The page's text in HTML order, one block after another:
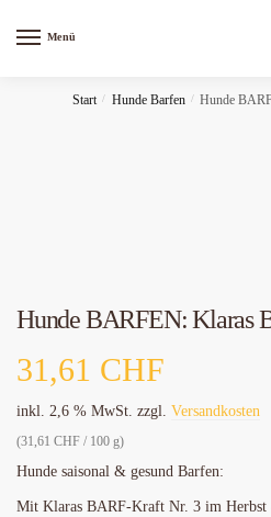
Menü
Start / Hunde Barfen / Hunde
Hunde BARFEN: Klaras
31,61 CHF
inkl. 2,6 % MwSt. zzgl. Versandkosten
(31,61 CHF / 100 g)
Hunde saisonal & gesund Barfen:
Mit Klaras BARF-Kraft Nr. 3 im